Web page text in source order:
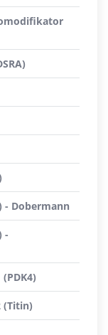
- Dobermann
-
(Titin)